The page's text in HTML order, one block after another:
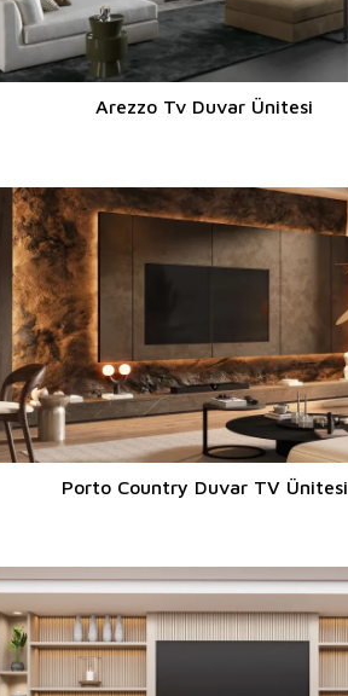
Arezzo Tv Duvar Ünitesi
Porto Country Duvar TV Ünitesi